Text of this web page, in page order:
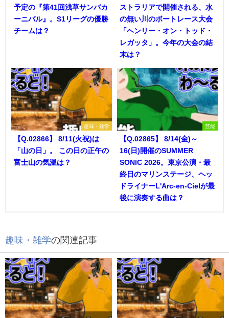
予定の『第41回浅草サンバカ
ーニバル』。S1リーグの優勝
チームは？
ストラリアで開催される、水
の無い川のボートレース大会
「ヘンリー・オン・トッド・
レガッタ」。今年の大会の結
末は？
趣味・雑学
【Q.02866】 8/11(火祝)は
「山の日」。 この日の正午の
富士山の気温は？
芸能
【Q.02865】 8/14(金)～
16(日)開催のSUMMER
SONIC 2026。東京公演・最
終日のマリンステージ、ヘッ
ドライナーL'Arc-en-Cielが最
後に演奏する曲は？
趣味・雑学の関連記事